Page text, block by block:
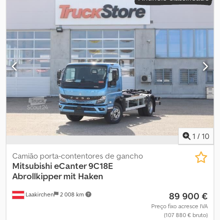
uma proposta. * Carga útil: 3800 kg * Grelha de proteção para os
faróis traseiros * Pacote de segurança Fuso, incluindo tapetes *
Suporte para espelho curto, incluindo espelho de grande ângulo
* Extensões de válvula * Caixa de ferramentas, na parte inferior
lateral * Módulo XMC (módulo especial programável) * Bloqueio
do diferencial com deslizamento limitado Outros: * Entrega em
todo o país por 399 € (sem IVA), mais IVA (474,81 € com IVA). * Para
todos os veículos comerciais: Opcionalmente, garantia de 12 ou
24 meses para veículos usados da Mercedes-Benz. * Teremos
todo o prazer em aceitar o seu veículo atual, compensá-lo com o
novo veículo ou pagar-lhe o valor de compra. *
Leasing/financiamento através da Mercedes-Benz Bank. Teremos
todo o prazer em elaborar uma proposta. Dedpfxszq E Ule Ankokr
* Sem responsabilidade por erros de impressão e de escrita *
1 / 10
Laakirchen 2 008 km
Camião porta-contentores de gancho
MitsubishieCanter 9C18E
Abrollkipper mit Haken
89 900 €
Preço fixo acresce IVA
(107 880 € bruto)